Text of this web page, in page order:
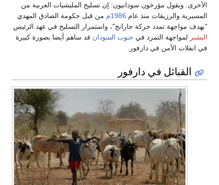
الأخرى. ويقول مؤرخون سودانيون: إن تسليح المليشيات العربية من
المسيرية والرزيقات منذ عام 1986م
من قبل حكومة الصادق المهدي
"بهدف مواجهة تمدد حركة جارانج"، واستمرار التسليح في عهد الرئيس
البشير لمواجهة التمرد في جنوب السودان قد ساهم أيضا بصورة كبيرة
في انفلات الأمن في دارفور.
القبائل في دارفور